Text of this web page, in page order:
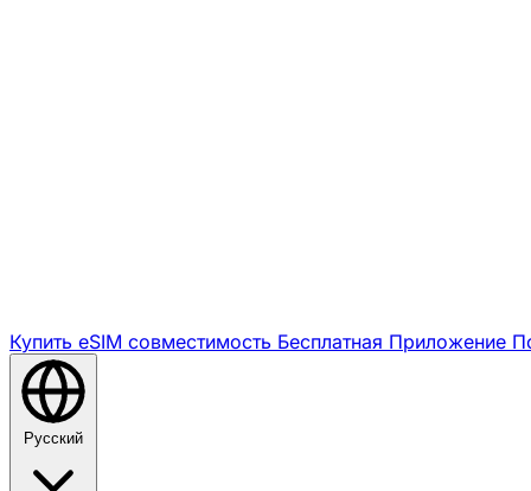
Купить eSIM совместимость Бесплатная Приложение
Русский